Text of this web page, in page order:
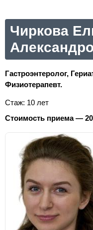
Чиркова
Гастроэнтеролог,
Физиотерапевт.
Стаж: 10 лет
Стоимость приема —